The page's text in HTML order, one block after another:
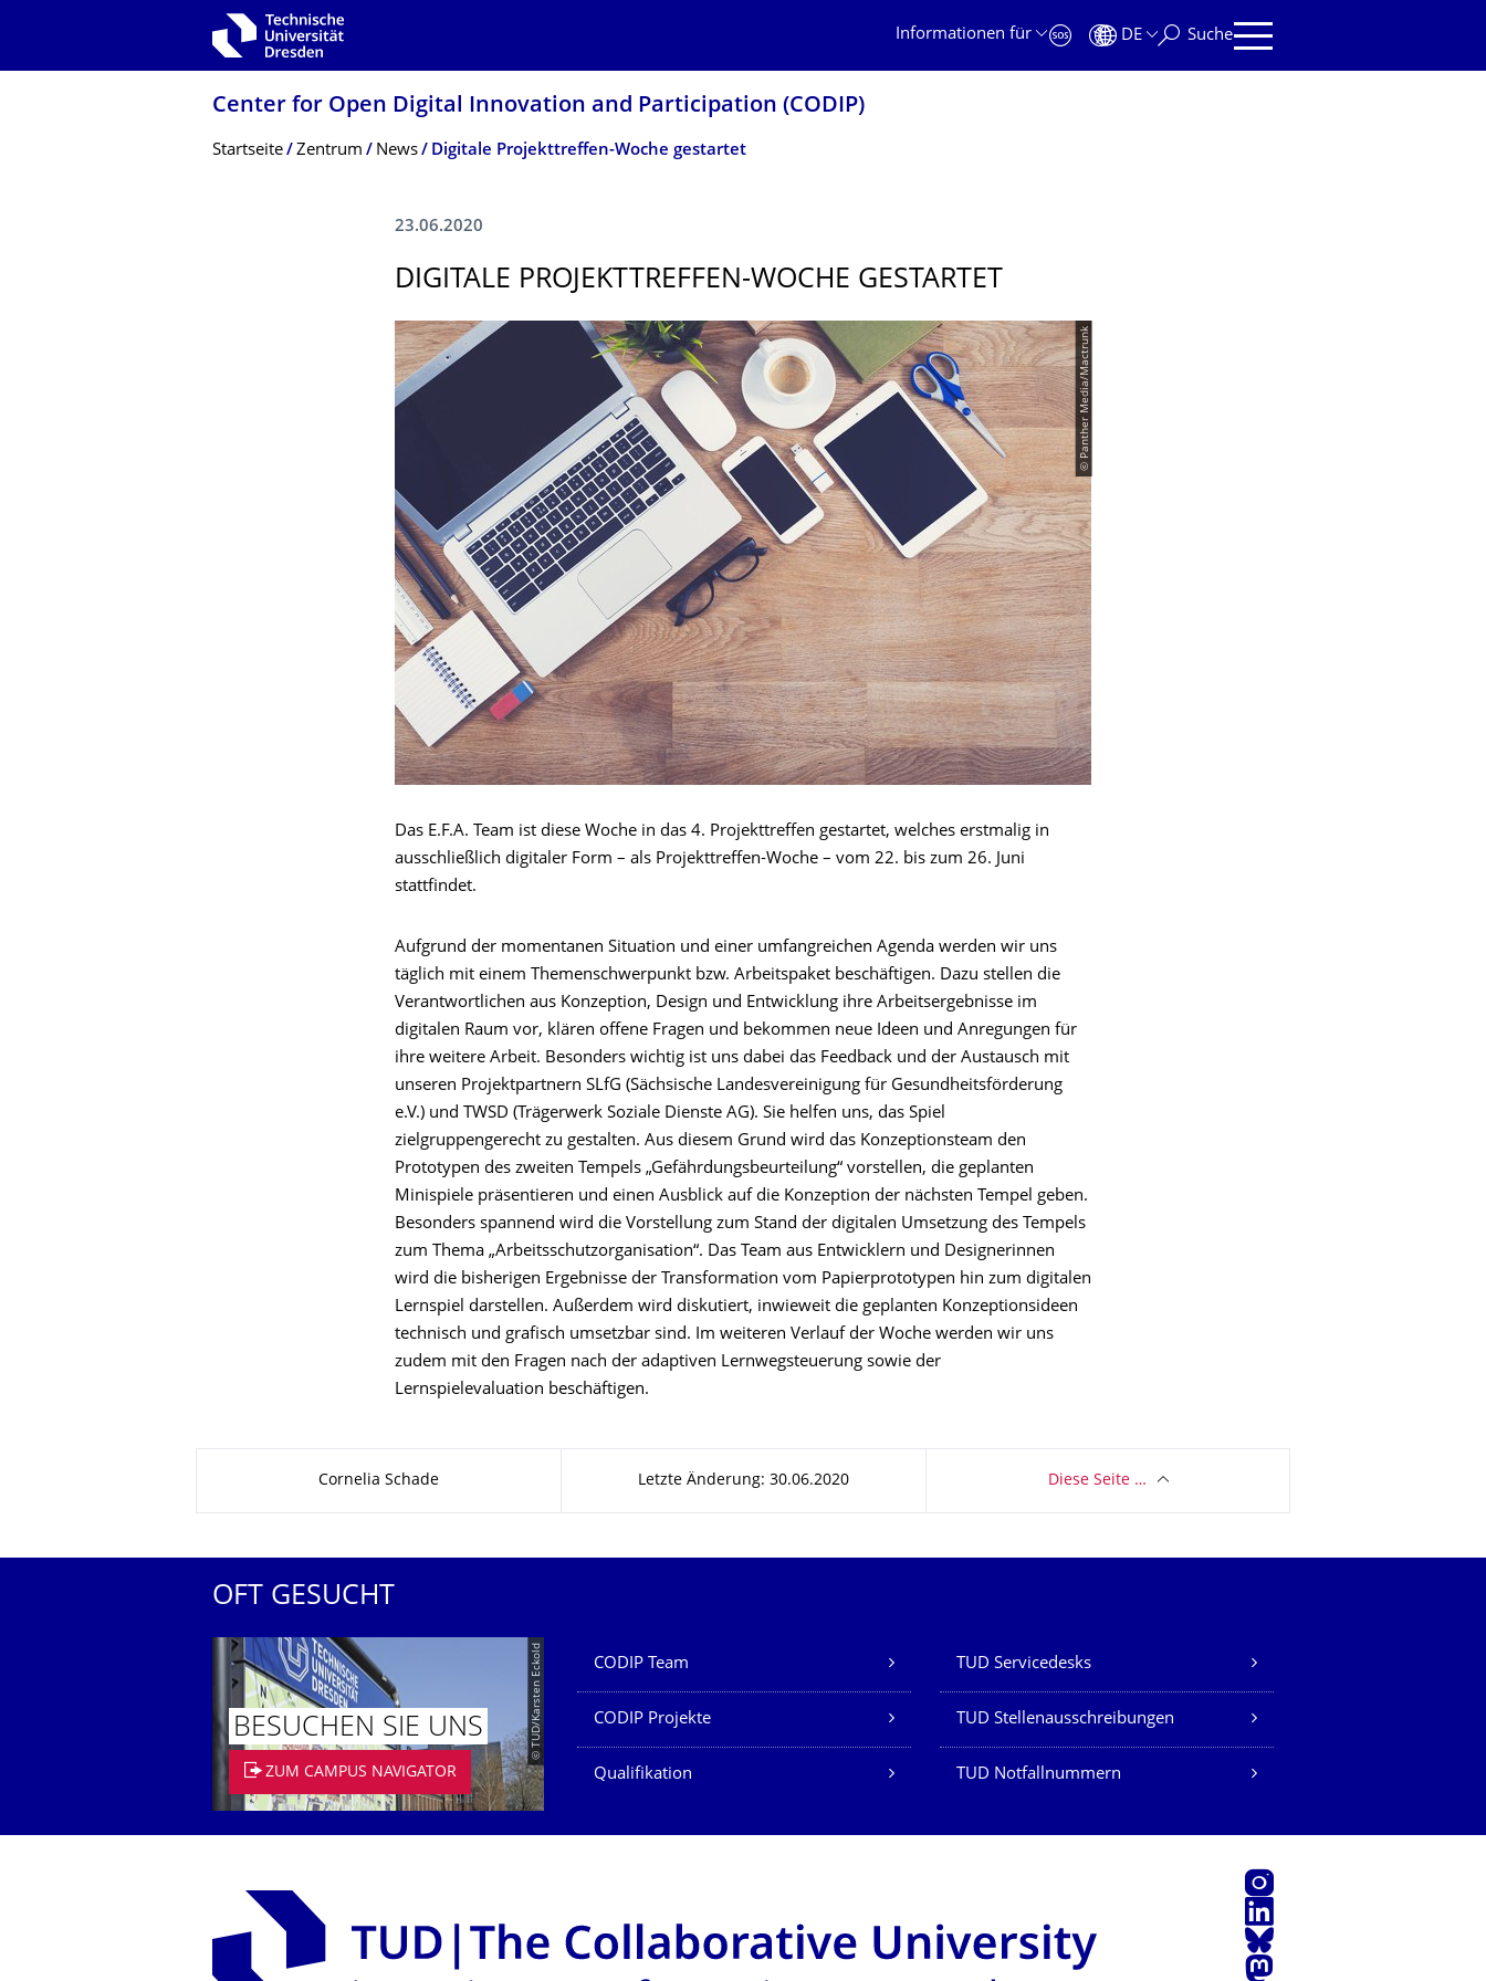
Zur Hauptnavigation springen
Informationen für
DE Suche
Center for Open Digital Innovation and Participation (CODIP)
Breadcrumb-Menü
Startseite Zentrum News Digitale Projekttreffen-Woche gestartet
23.06.2020
DIGITALE PROJEKTTREFFEN-WOCHE GESTARTET
© Panther Media/Mactrunk
Das E.F.A. Team ist diese Woche in das 4. Projekttreffen gestartet, welches erstmalig in
ausschließlich digitaler Form – als Projekttreffen-Woche – vom 22. bis zum 26. Juni
stattfindet.
Aufgrund der momentanen Situation und einer umfangreichen Agenda werden wir uns
täglich mit einem Themenschwerpunkt bzw. Arbeitspaket beschäftigen. Dazu stellen die
Verantwortlichen aus Konzeption, Design und Entwicklung ihre Arbeitsergebnisse im
digitalen Raum vor, klären offene Fragen und bekommen neue Ideen und Anregungen für
ihre weitere Arbeit. Besonders wichtig ist uns dabei das Feedback und der Austausch mit
unseren Projektpartnern SLfG (Sächsische Landesvereinigung für Gesundheitsförderung
e.V.) und TWSD (Trägerwerk Soziale Dienste AG). Sie helfen uns, das Spiel
zielgruppengerecht zu gestalten. Aus diesem Grund wird das Konzeptionsteam den
Prototypen des zweiten Tempels „Gefährdungsbeurteilung“ vorstellen, die geplanten
Minispiele präsentieren und einen Ausblick auf die Konzeption der nächsten Tempel geben.
Besonders spannend wird die Vorstellung zum Stand der digitalen Umsetzung des Tempels
zum Thema „Arbeitsschutzorganisation“. Das Team aus Entwicklern und Designerinnen
wird die bisherigen Ergebnisse der Transformation vom Papierprototypen hin zum digitalen
Lernspiel darstellen. Außerdem wird diskutiert, inwieweit die geplanten Konzeptionsideen
technisch und grafisch umsetzbar sind. Im weiteren Verlauf der Woche werden wir uns
zudem mit den Fragen nach der adaptiven Lernwegsteuerung sowie der
Lernspielevaluation beschäftigen.
Cornelia Schade Letzte Änderung: 30.06.2020 Diese Seite …
OFT GESUCHT
© TUD/Karsten Eckold
BESUCHEN SIE UNS
ZUM CAMPUS NAVIGATOR
Unsere Dienste
CODIP Team TUD Servicedesks
CODIP Projekte TUD Stellenausschreibungen
Qualifikation TUD Notfallnummern
Instagram
LinkedIn
Bluesky
Mastodon